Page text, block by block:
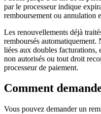
par le processeur indique
remboursement ou annulation
Les renouvellements déjà
remboursés automatiquement.
liées aux doubles facturations,
non autorisés ou tout droit
processeur de paiement.
Comment
Vous pouvez demander un